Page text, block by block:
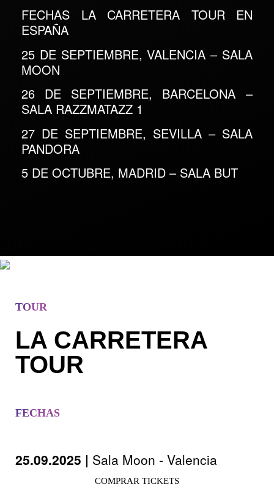
FECHAS LA CARRETERA TOUR EN
ESPAÑA
25 DE SEPTIEMBRE, VALENCIA – SALA
MOON
26 DE SEPTIEMBRE, BARCELONA –
SALA RAZZMATAZZ 1
27 DE SEPTIEMBRE, SEVILLA – SALA
PANDORA
5 DE OCTUBRE, MADRID – SALA BUT
TOUR
LA CARRETERA
TOUR
FECHAS
25.09.2025 | Sala Moon - Valencia
COMPRAR TICKETS